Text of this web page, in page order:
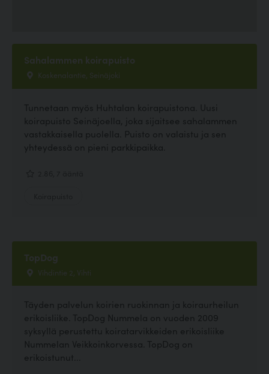
Sahalammen koirapuisto
Koskenalantie, Seinäjoki
Tunnetaan myös Huhtalan koirapuistona. Uusi
koirapuisto Seinäjoella, joka sijaitsee sahalammen
vastakkaisella puolella. Puisto on valaistu ja sen
yhteydessä on pieni parkkipaikka.
TopDog
Vihdintie 2, Vihti
Täyden palvelun koirien ruokinnan ja koiraurheilun
erikoisliike. TopDog Nummela on vuoden 2009
syksyllä perustettu koiratarvikkeiden erikoisliike
Nummelan Veikkoinkorvessa. TopDog on
erikoistunut...